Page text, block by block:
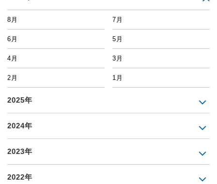
8月 7月
6月 5月
4月 3月
2月 1月
2025年
2024年
2023年
2022年